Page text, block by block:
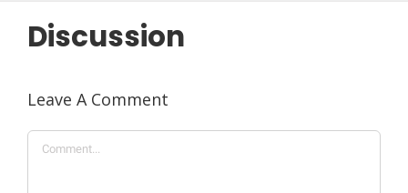
Discussion
Leave A Comment
Comment